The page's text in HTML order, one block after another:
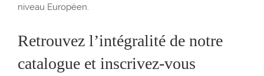
niveau Européen.
Retrouvez l’intégralité de notre
catalogue et inscrivez-vous